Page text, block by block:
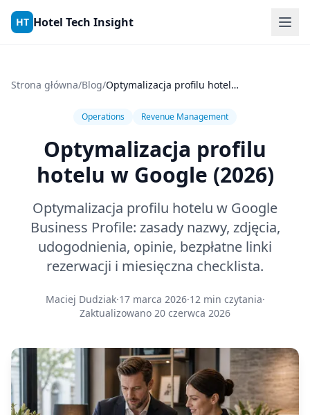
Skip to content
HT Hotel Tech Insight
Strona główna/Blog/ Optymalizacja profilu hotelu w Google (2026)
Operations Revenue Management
Optymalizacja profilu
hotelu w Google (2026)
Optymalizacja profilu hotelu w Google
Business Profile: zasady nazwy, zdjęcia,
udogodnienia, opinie, bezpłatne linki
rezerwacji i miesięczna checklista.
Maciej Dudziak·17 marca 2026·12 min czytania·
Zaktualizowano 20 czerwca 2026